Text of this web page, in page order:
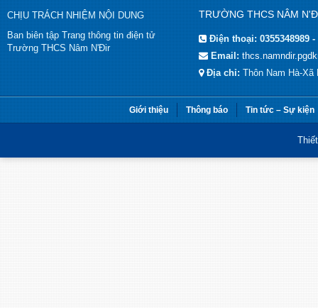
CHỊU TRÁCH NHIỆM NỘI DUNG
Ban biên tập Trang thông tin điện tử
Trường THCS Nâm N'Đir
TRƯỜNG THCS NÂM
Điện thoại:0355348989 -
Email:
Địa chỉ:Thôn Nam Hà-Xã
Giới thiệu Thông báo Tin tức – Sự kiện